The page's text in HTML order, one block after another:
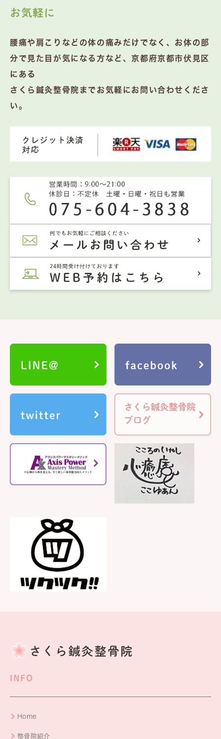
お気軽に
腰痛や肩こりなどの体の痛みだけでなく、お体の部
分で見た目が気になる方など、京都府京都市伏見区
にある
さくら鍼灸整骨院までお気軽にお問い合わせくださ
い。
INFO
Home
整骨院紹介